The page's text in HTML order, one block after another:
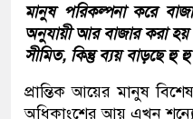
মানুষ পরিকল্পনা করে
অনুযায়ী আর বাজার করা হয়
সীমিত, কিন্তু ব্যয় বাড়ছে হু
প্রান্তিক আয়ের মানুষ
অধিকাংশের আয় এখন